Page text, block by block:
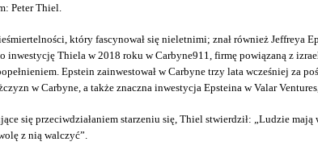
Peter Thiel.
który fascynował się nieletnimi; znał również
inwestycję Thiela w 2018 roku w Carbyne911, firmę powiązaną z
Epstein zainwestował w Carbyne trzy lata wcześniej za
w Carbyne, a także znaczna inwestycja Epsteina w Valar
się przeciwdziałaniem starzeniu się, Thiel stwierdził: „Ludzie
z nią walczyć”.